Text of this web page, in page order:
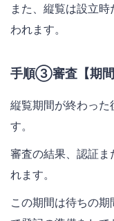
また、縦覧は設立
われます。
手順③審査【期間
縦覧期間が終わった
す。
審査の結果、認証ま
れます。
この期間は待ちの